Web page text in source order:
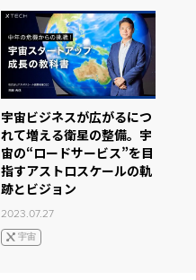
宇宙ビジネスが広がるにつ
れて増える衛星の整備。宇
宙の“ロードサービス”を目
指すアストロスケールの軌
跡とビジョン
2023.07.27
宇宙